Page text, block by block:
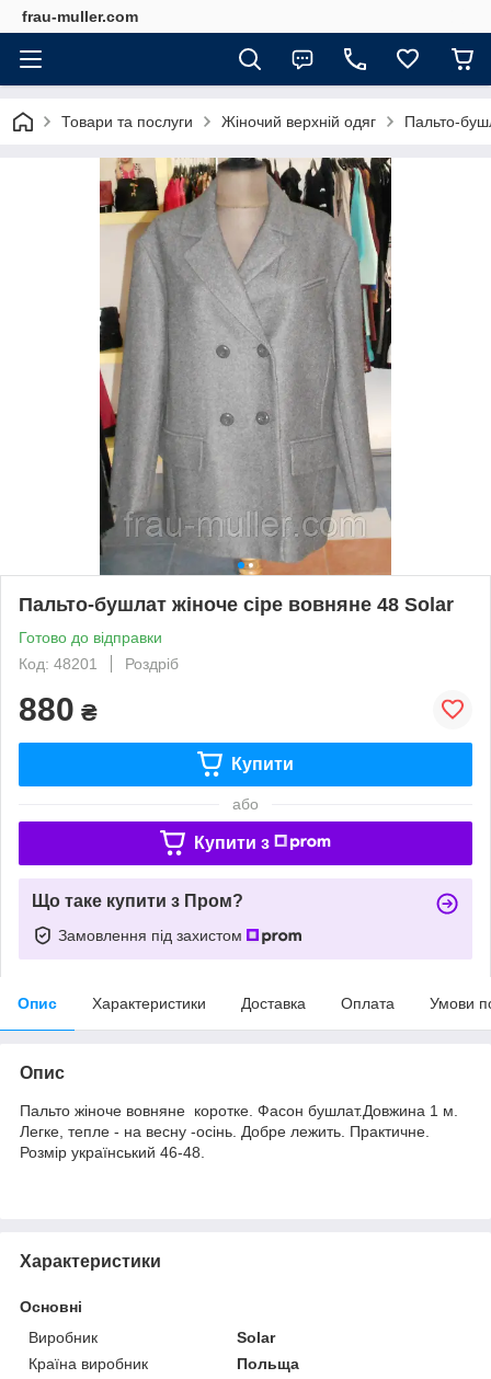
frau-muller.com
Товари та послуги Жіночий верхній одяг Пальто-
Пальто-бушлат жіноче сіре вовняне 48 Solar
Готово до відправки
Код: 48201
Роздріб
880 ₴
Купити
або
Купити з
Що таке купити з Пром?
Замовлення під захистом
Опис Характеристики Доставка Оплата Умови
Опис
Пальто жіноче вовняне коротке. Фасон бушлат.Довжина 1 м.
Легке, тепле - на весну -осінь. Добре лежить. Практичне.
Розмір український 46-48.
Характеристики
Основні
Виробник
Solar
Країна виробник
Польща